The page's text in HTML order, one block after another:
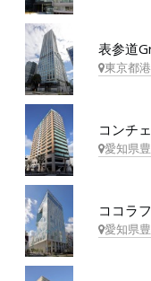
表参道
東京都
コンチ
愛知県
ココラ
愛知県